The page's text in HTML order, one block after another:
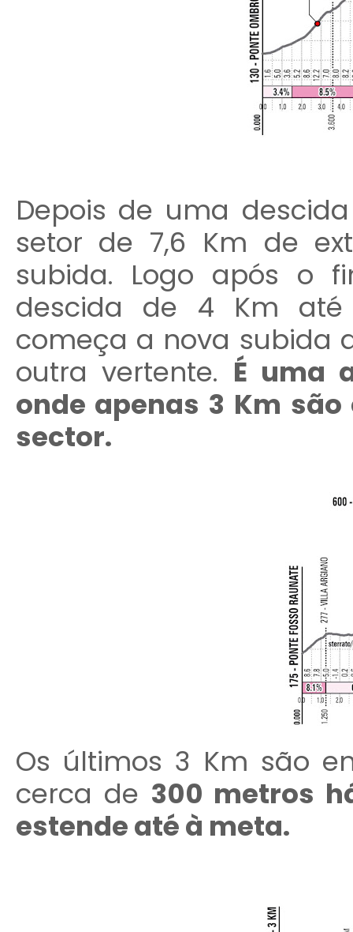
Depois de uma
setor de 7,6 Km de
subida. Logo após o
descida de 4 Km até
começa a nova subida
outra vertente. É uma
onde apenas 3 Km
sector.
Os últimos 3 Km são
cerca de 300 metros
estende até à meta.